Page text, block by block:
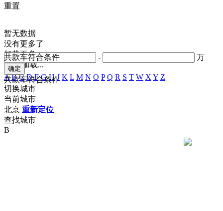
- 万
共款车符合条件
共款车符合条件
重置
暂无数据
没有更多了
加载更多
正在加载...
A B C D F G H J K L M N O P Q R S T W X Y Z
切换城市
当前城市
北京 重新定位
查找城市
B